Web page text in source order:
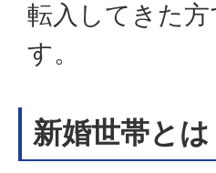
転入してきた
す。
新婚世帯とは